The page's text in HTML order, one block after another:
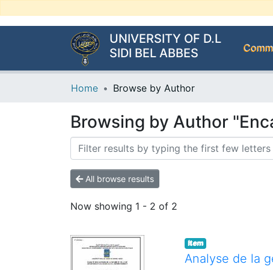
UNIVERSITY OF D.L
SIDI BEL ABBES
Home Browse by Author
Browsing by Author
All browse results
Now showing 1 - 2 of 2
Item
Analyse de la